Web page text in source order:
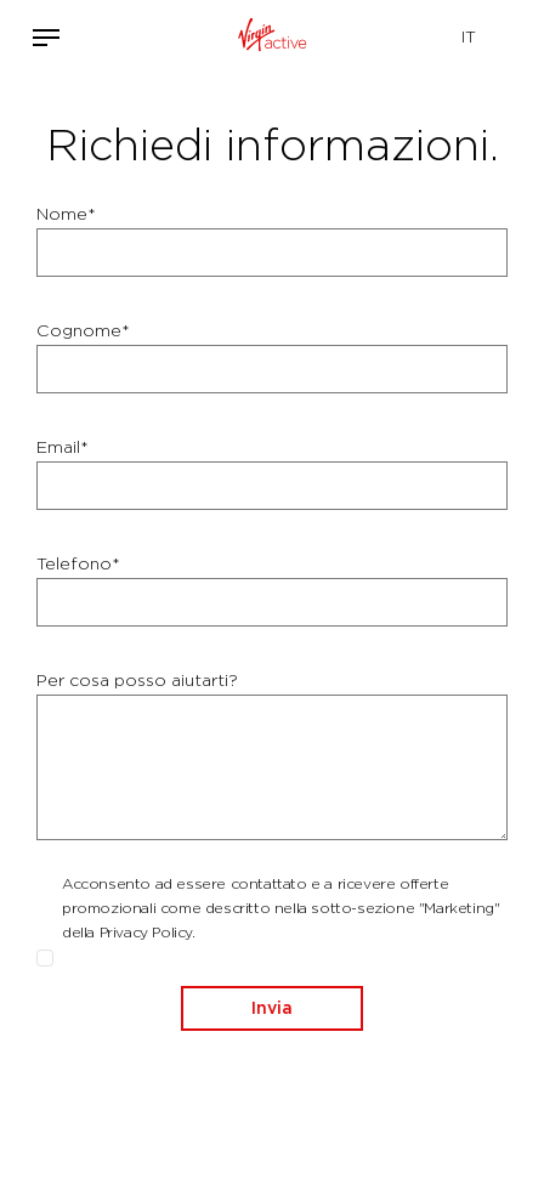
Richiedi informazioni.
Nome*
Cognome*
Email*
Telefono*
Per cosa posso aiutarti?
Acconsento ad essere contattato e a ricevere offerte
promozionali come descritto nella sotto-sezione "Marketing"
della Privacy Policy.
Invia